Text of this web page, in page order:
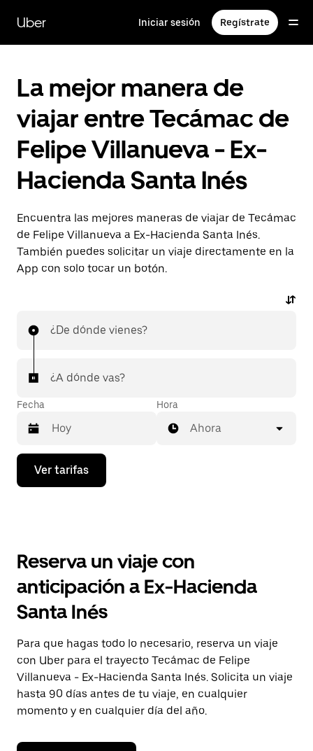
contenido
principal
Uber Iniciar sesión Regístrate
La mejor manera de
viajar entre Tecámac de
Felipe Villanueva - Ex-
Hacienda Santa Inés
Encuentra las mejores maneras de viajar de Tecámac
de Felipe Villanueva a Ex-Hacienda Santa Inés.
También puedes solicitar un viaje directamente en la
App con solo tocar un botón.
¿De dónde vienes?
¿A dónde vas?
Fecha
Presiona
flecha
el
y
selecciona
una
Presiona
la
tecla Esc
para
cerrar
el
calendario.
Hora
Ahora
Ver tarifas
Reserva un viaje con
anticipación a Ex-Hacienda
Santa Inés
Para que hagas todo lo necesario, reserva un viaje
con Uber para el trayecto Tecámac de Felipe
Villanueva - Ex-Hacienda Santa Inés. Solicita un viaje
hasta 90 días antes de tu viaje, en cualquier
momento y en cualquier día del año.